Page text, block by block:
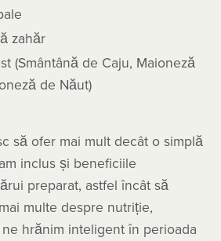
zahăr
(Smântână de Caju, Maioneză
de Năut)
să ofer mai mult decât o simplă
inclus și beneficiile
preparat, astfel încât să
multe despre nutriție,
hrănim inteligent în perioada